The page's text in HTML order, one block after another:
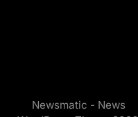
Newsmatic - News